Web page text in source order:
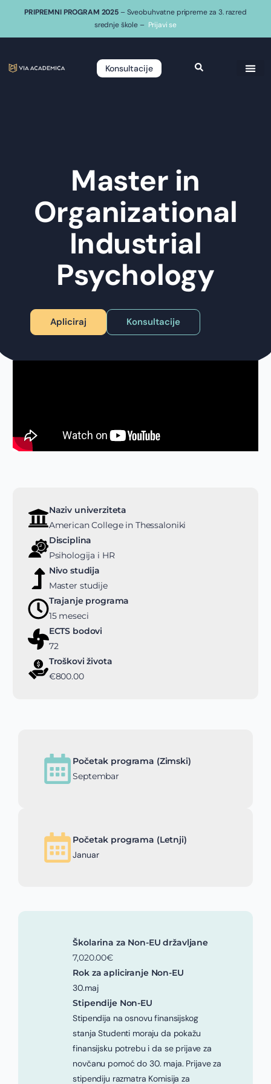
PRIPREMNI PROGRAM 2025 – Sveobuhvatne pripreme za 3. razred
srednje škole – Prijavi se
Konsultacije
Master in
Organizational
Industrial
Psychology
Apliciraj Konsultacije
Naziv univerziteta
American College in Thessaloniki
Disciplina
Psihologija i HR
Nivo studija
Master studije
Trajanje programa
15 meseci
ECTS bodovi
72
Troškovi života
€800.00
Početak programa (Zimski)
Septembar
Početak programa (Letnji)
Januar
Školarina za Non-EU državljane
7,020.00€
Rok za apliciranje Non-EU
30.maj
Stipendije Non-EU
Stipendija na osnovu finansijskog
stanja Studenti moraju da pokažu
finansijsku potrebu i da se prijave za
novčanu pomoć do 30. maja. Prijave za
stipendiju razmatra Komisija za